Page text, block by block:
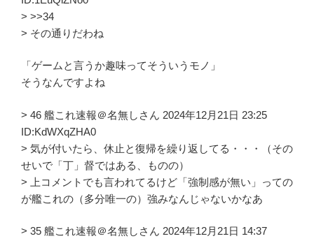
> >>34
> その通りだわね
「ゲームと言うか趣味ってそういうモノ」
そうなんですよね
> 46 艦これ速報＠名無しさん 2024年12月21日 23:25
ID:KdWXqZHA0
> 気が付いたら、休止と復帰を繰り返してる・・・（その
せいで「丁」督ではある、ものの）
> 上コメントでも言われてるけど「強制感が無い」っての
が艦これの（多分唯一の）強みなんじゃないかなあ
> 35 艦これ速報＠名無しさん 2024年12月21日 14:37